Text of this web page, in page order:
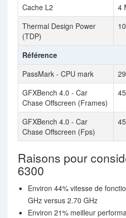
Cache L2
4
Thermal Design Power
(TDP)
Référence
PassMark - CPU mark
GFXBench 4.0 - Car
Chase Offscreen (Frames)
GFXBench 4.0 - Car
Chase Offscreen (Fps)
Raisons pour
6300
Environ 44% vitesse de
GHz versus 2.70 GHz
Environ 21% meilleur